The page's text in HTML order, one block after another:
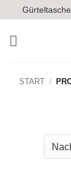
Inhalt
springen
START /